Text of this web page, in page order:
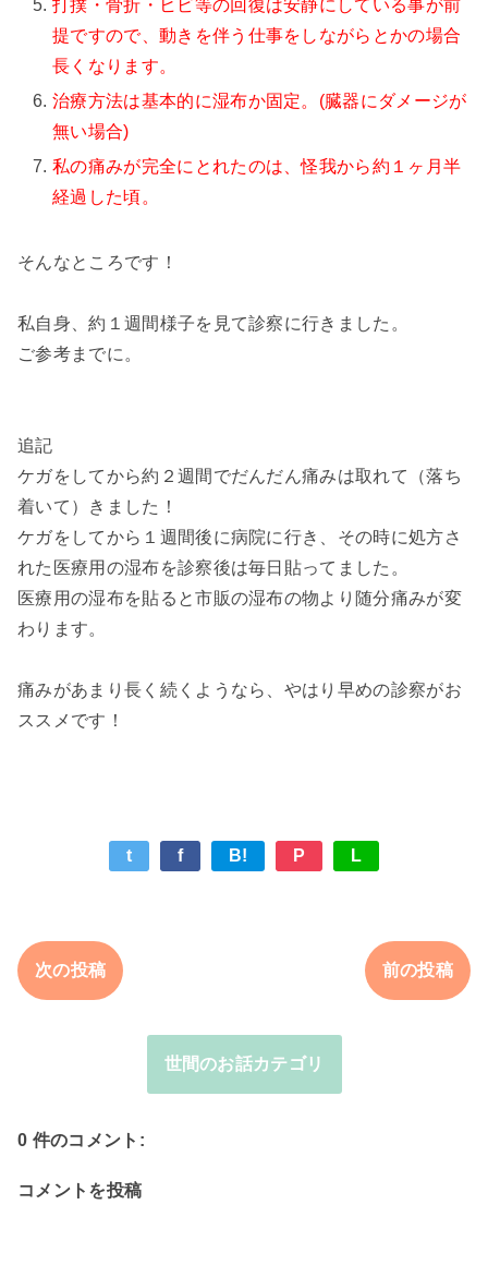
打撲・骨折・ヒビ等の回復は安静にしている事が前
提ですので、動きを伴う仕事をしながらとかの場合
長くなります。
治療方法は基本的に湿布か固定。(臓器にダメージが
無い場合)
私の痛みが完全にとれたのは、怪我から約１ヶ月半
経過した頃。
そんなところです！
私自身、約１週間様子を見て診察に行きました。
ご参考までに。
追記
ケガをしてから約２週間でだんだん痛みは取れて（落ち
着いて）きました！
ケガをしてから１週間後に病院に行き、その時に処方さ
れた医療用の湿布を診察後は毎日貼ってました。
医療用の湿布を貼ると市販の湿布の物より随分痛みが変
わります。
痛みがあまり長く続くようなら、やはり早めの診察がお
ススメです！
t f B! P L
次の投稿 前の投稿
世間のお話カテゴリ
0 件のコメント:
コメントを投稿